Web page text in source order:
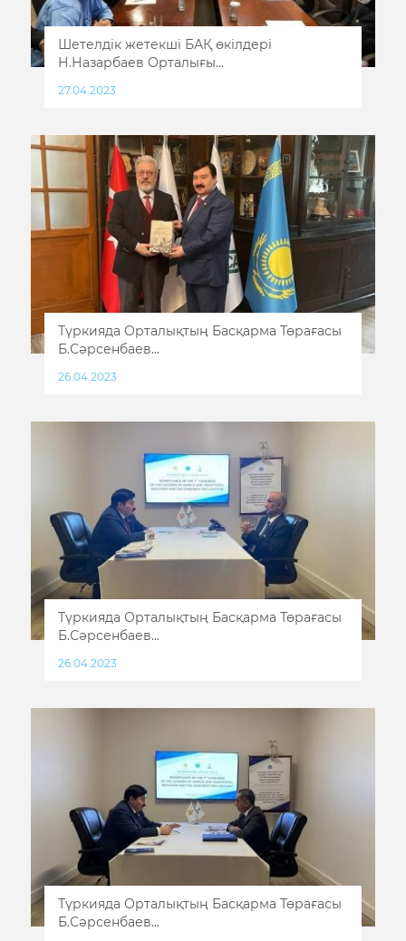
Шетелдік жетекші БАҚ өкілдері
Н.Назарбаев Орталығы...
27.04.2023
Түркияда Орталықтың Басқарма Төрағасы
Б.Сәрсенбаев...
26.04.2023
Түркияда Орталықтың Басқарма Төрағасы
Б.Сәрсенбаев...
26.04.2023
Түркияда Орталықтың Басқарма Төрағасы
Б.Сәрсенбаев...